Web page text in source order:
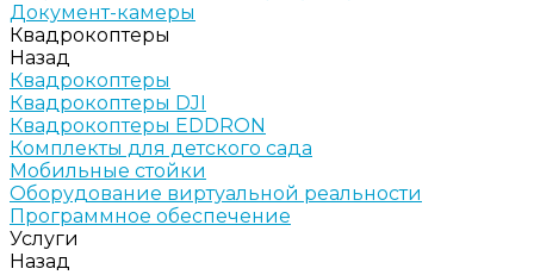
Документ-камеры
Квадрокоптеры
Назад
Квадрокоптеры
Квадрокоптеры DJI
Квадрокоптеры EDDRON
Комплекты для детского сада
Мобильные стойки
Оборудование виртуальной реальности
Программное обеспечение
Услуги
Назад